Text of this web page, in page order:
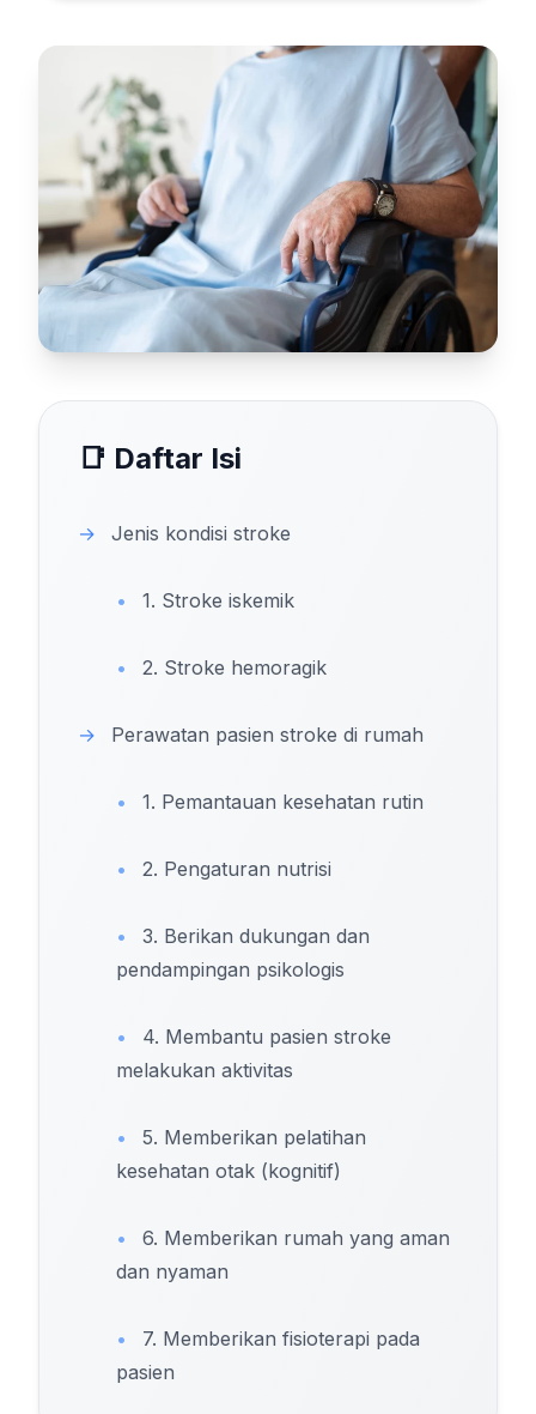
📑 Daftar Isi
→ Jenis kondisi stroke
• 1. Stroke iskemik
• 2. Stroke hemoragik
→ Perawatan pasien stroke di rumah
• 1. Pemantauan kesehatan rutin
• 2. Pengaturan nutrisi
•
3. Berikan dukungan dan
pendampingan psikologis
•
4. Membantu pasien stroke
melakukan aktivitas
•
5. Memberikan pelatihan
kesehatan otak (kognitif)
•
6. Memberikan rumah yang aman
dan nyaman
•
7. Memberikan fisioterapi pada
pasien